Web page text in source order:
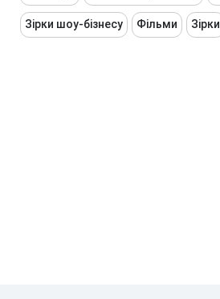
Зірки шоу-бізнесу Фільми Зірки